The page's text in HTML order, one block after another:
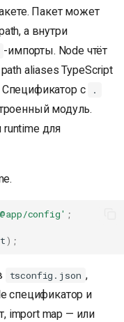
Пакет может
а внутри
-импорты. Node чтёт
aliases TypeScript
Спецификатор с
.
модуль.
runtime для
config' ;
);
tsconfig.json ,
спецификатор и
import map — или